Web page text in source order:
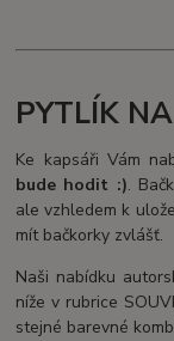
PYTLÍK
Ke kapsáři Vám
bude hodit :).
ale vzhledem k
mít bačkorky zvlášť.
Naši nabídku
níže v rubrice
stejné barevné